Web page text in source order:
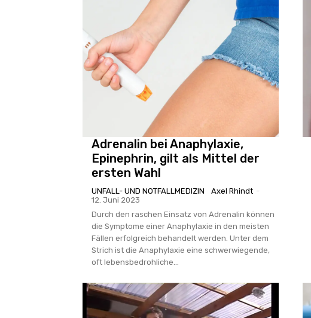
Adrenalin bei Anaphylaxie,
Epinephrin, gilt als Mittel der
ersten Wahl
UNFALL- UND NOTFALLMEDIZIN Axel Rhindt -
12. Juni 2023
Durch den raschen Einsatz von Adrenalin können
die Symptome einer Anaphylaxie in den meisten
Fällen erfolgreich behandelt werden. Unter dem
Strich ist die Anaphylaxie eine schwerwiegende,
oft lebensbedrohliche...